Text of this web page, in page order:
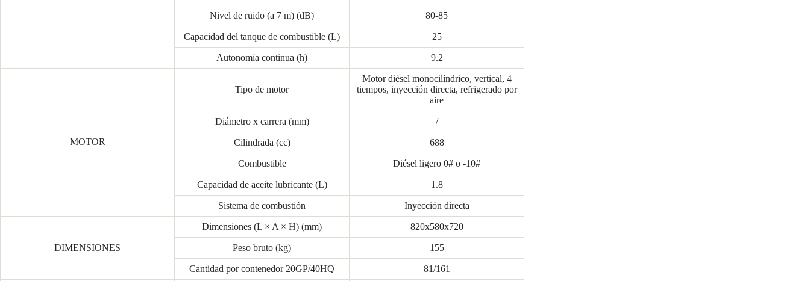
Nivel de ruido (a 7 m) (dB) 80-85
Capacidad del tanque de combustible (L) 25
Autonomía continua (h) 9.2
MOTOR
Tipo de motor
Motor diésel monocilíndrico, vertical, 4
tiempos, inyección directa, refrigerado por
aire
Diámetro x carrera (mm) /
Cilindrada (cc) 688
Combustible Diésel ligero 0# o -10#
Capacidad de aceite lubricante (L) 1.8
Sistema de combustión Inyección directa
DIMENSIONES
Dimensiones (L × A × H) (mm) 820x580x720
Peso bruto (kg) 155
Cantidad por contenedor 20GP/40HQ 81/161